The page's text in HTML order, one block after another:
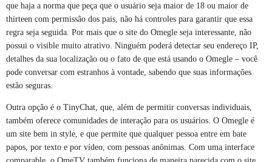
que haja a norma que peça que o usuário seja maior de 18 ou maior de
thirteen com permissão dos pais, não há controles para garantir que essa
regra seja seguida. Por mais que o site do Omegle seja interessante, não
possui o visible muito atrativo. Ninguém poderá detectar seu endereço IP,
detalhes da sua localização ou o fato de que está usando o Omegle ‒ você
pode conversar com estranhos à vontade, sabendo que suas informações
estão seguras.
Outra opção é o TinyChat, que, além de permitir conversas individuais,
também oferece comunidades de interação para os usuários. O Omegle é
um site bem in style, e que permite que qualquer pessoa entre em bate
papos, por texto e por vídeo, com pessoas anônimas. Com uma interface